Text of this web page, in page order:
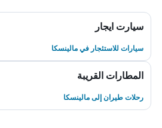
سيارت ايجار
سيارات للاستئجار في مالينسكا
المطارات القريبة
رحلات طيران إلى مالينسكا